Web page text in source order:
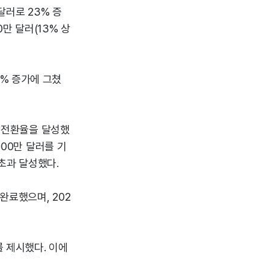
러로 23% 증
달러(13% 상
증가에 그쳤
환율을 달성했
만 달러를 기
과 달성했다.
료했으며, 202
시했다. 이에